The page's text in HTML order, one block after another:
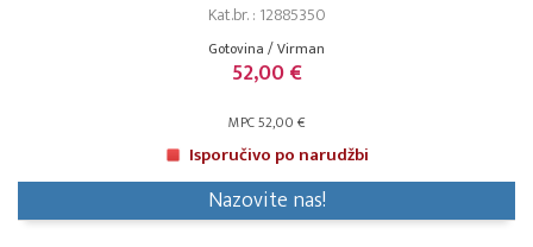
Kat.br. : 12885350
Gotovina / Virman
52,00 €
MPC 52,00 €
Isporučivo po narudžbi
Nazovite nas!